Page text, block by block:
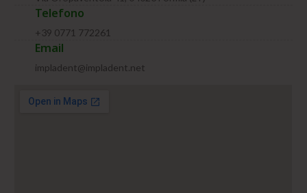
Telefono
+39 0771 772261
Email
impladent@impladent.net